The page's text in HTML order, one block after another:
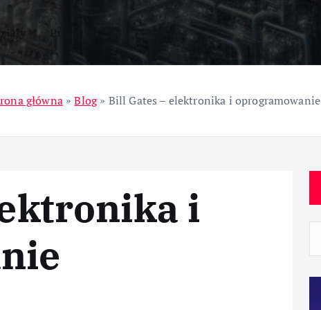
Przemysł
główna»Blog» Bill Gates – elektronika i oprogramowanie
i